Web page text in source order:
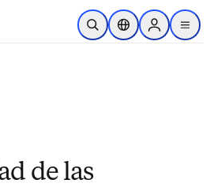
Saltar al contenido principal
Abrir búsqueda
Selector deSign in to
menu
de las